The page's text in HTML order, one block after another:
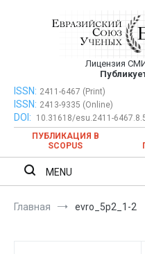
публикация
Лицензия
Евразийский Союз
ISSN: 2411-6467 (Print)
ISSN: 2413-9335 (Online)
DOI:
10.31618/esu.2411-
ПУБЛИКАЦИЯ В
SCOPUS
MENU
Главная evro_5p2_1-2